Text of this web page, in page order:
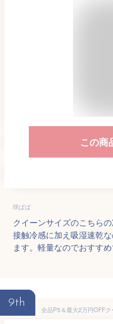
この商
咲ぱぱ
クイーンサイズのこちら
接触冷感に加え吸湿速乾
ます。軽量なのでおすすめ
9th